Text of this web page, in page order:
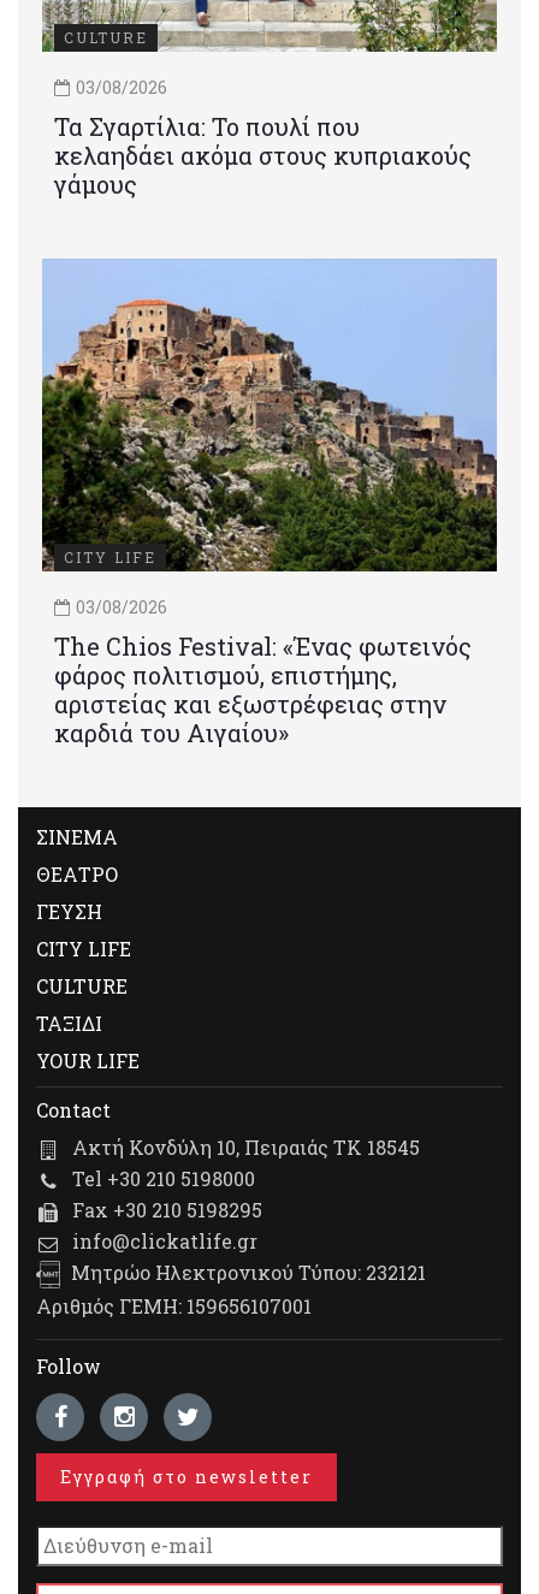
CULTURE
03/08/2026
Τα Σγαρτίλια: Το πουλί που
κελαηδάει ακόμα στους κυπριακούς
γάμους
CITY LIFE
03/08/2026
Τhe Chios Festival: «Ένας φωτεινός
φάρος πολιτισμού, επιστήμης,
αριστείας και εξωστρέφειας στην
καρδιά του Αιγαίου»
ΣΙΝΕΜΑ
ΘΕΑΤΡΟ
ΓΕΥΣΗ
CITY LIFE
CULTURE
ΤΑΞΙΔΙ
YOUR LIFE
Contact
Ακτή Κονδύλη 10, Πειραιάς ΤΚ 18545
Tel +30 210 5198000
Fax +30 210 5198295
info@clickatlife.gr
Μητρώο Ηλεκτρονικού Τύπου: 232121
Αριθμός ΓΕΜΗ: 159656107001
Follow
Εγγραφή στο newsletter